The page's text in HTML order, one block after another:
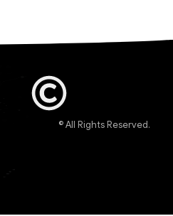
© All Rights Reserved.